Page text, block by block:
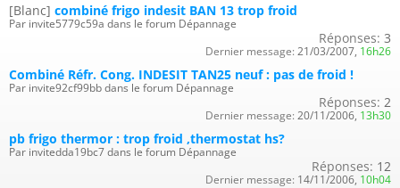
[Blanc] combiné frigo indesit BAN 13 trop froid
Par invite5779c59a dans le forum Dépannage
Réponses: 3
Dernier message: 21/03/2007, 16h26
Combiné Réfr. Cong. INDESIT TAN25 neuf : pas de froid !
Par invite92cf99bb dans le forum Dépannage
Réponses: 2
Dernier message: 20/11/2006, 13h30
pb frigo thermor : trop froid ,thermostat hs?
Par invitedda19bc7 dans le forum Dépannage
Réponses: 12
Dernier message: 14/11/2006, 10h04